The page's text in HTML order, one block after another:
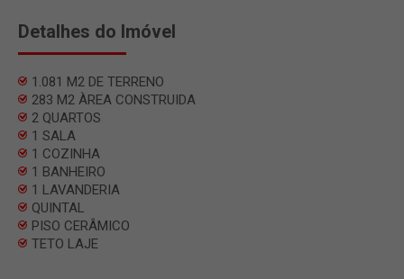
Detalhes do Imóvel
1.081 M2 DE TERRENO
283 M2 ÀREA CONSTRUIDA
2 QUARTOS
1 SALA
1 COZINHA
1 BANHEIRO
1 LAVANDERIA
QUINTAL
PISO CERÂMICO
TETO LAJE